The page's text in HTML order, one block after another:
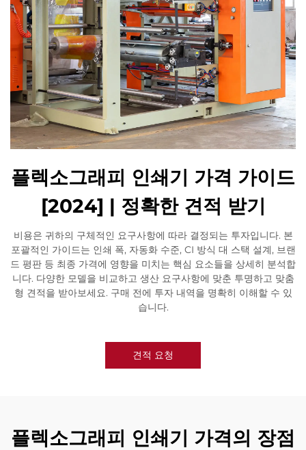
자주 묻는 질문
플렉소그래피 인쇄기 가격 가이드
[2024] | 정확한 견적 받기
비용은 귀하의 구체적인 요구사항에 따라 결정되는 투자입니다. 본
포괄적인 가이드는 인쇄 폭, 자동화 수준, CI 방식 대 스택 설계, 브랜
드 평판 등 최종 가격에 영향을 미치는 핵심 요소들을 상세히 분석합
니다. 다양한 모델을 비교하고 생산 요구사항에 맞춘 투명하고 맞춤
형 견적을 받아보세요. 구매 전에 투자 내역을 명확히 이해할 수 있
습니다.
견적 요청
플렉소그래피 인쇄기 가격의 장점